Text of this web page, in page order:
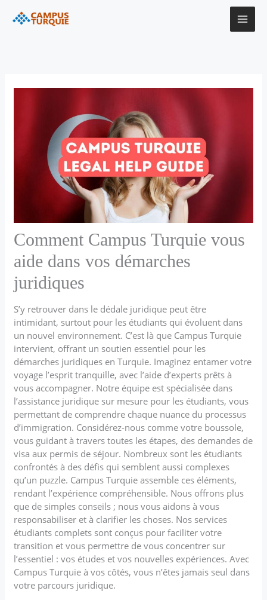
Comment Campus Turquie vous
aide dans vos démarches
juridiques
S’y retrouver dans le dédale juridique peut être
intimidant, surtout pour les étudiants qui évoluent dans
un nouvel environnement. C’est là que Campus Turquie
intervient, offrant un soutien essentiel pour les
démarches juridiques en Turquie. Imaginez entamer votre
voyage l’esprit tranquille, avec l’aide d’experts prêts à
vous accompagner. Notre équipe est spécialisée dans
l’assistance juridique sur mesure pour les étudiants, vous
permettant de comprendre chaque nuance du processus
d’immigration. Considérez-nous comme votre boussole,
vous guidant à travers toutes les étapes, des demandes de
visa aux permis de séjour. Nombreux sont les étudiants
confrontés à des défis qui semblent aussi complexes
qu’un puzzle. Campus Turquie assemble ces éléments,
rendant l’expérience compréhensible. Nous offrons plus
que de simples conseils ; nous vous aidons à vous
responsabiliser et à clarifier les choses. Nos services
étudiants complets sont conçus pour faciliter votre
transition et vous permettre de vous concentrer sur
l’essentiel : vos études et vos nouvelles expériences. Avec
Campus Turquie à vos côtés, vous n’êtes jamais seul dans
votre parcours juridique.